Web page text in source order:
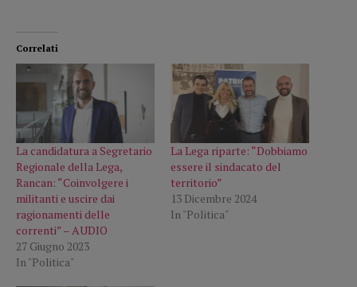
Correlati
La candidatura a Segretario
Regionale della Lega,
Rancan: “Coinvolgere i
militanti e uscire dai
ragionamenti delle
correnti” – AUDIO
27 Giugno 2023
In "Politica"
La Lega riparte: “Dobbiamo
essere il sindacato del
territorio”
13 Dicembre 2024
In "Politica"